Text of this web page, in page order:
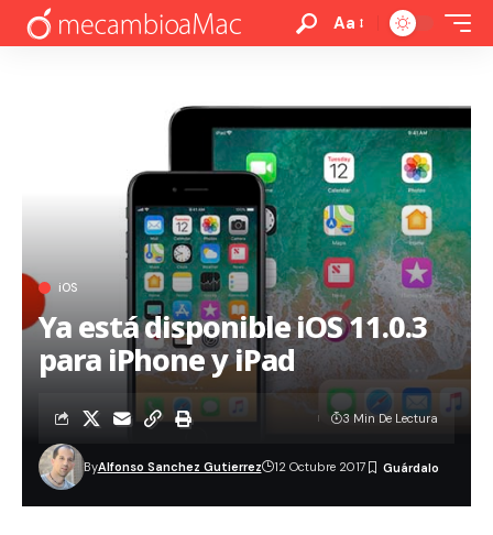
Aa
iOS
Ya está disponible iOS 11.0.3
para iPhone y iPad
ByAlfonso Sanchez Gutierrez 12 Octubre 2017
3 Min De Lectura